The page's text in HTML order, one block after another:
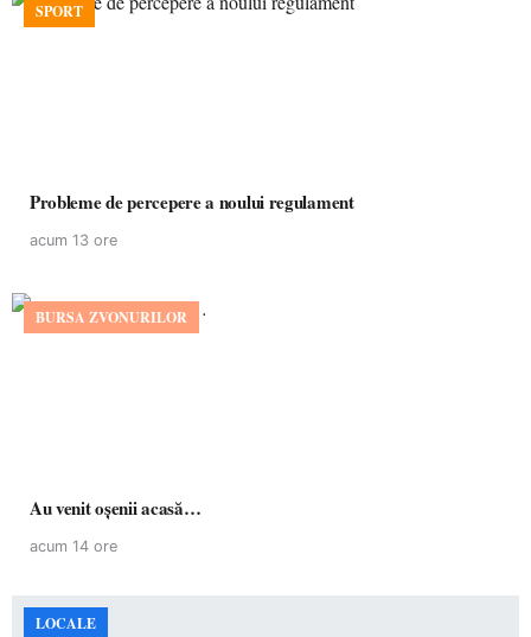
SPORT
Probleme de percepere a noului regulament
acum 13 ore
BURSA ZVONURILOR
Au venit oșenii acasă…
acum 14 ore
LOCALE